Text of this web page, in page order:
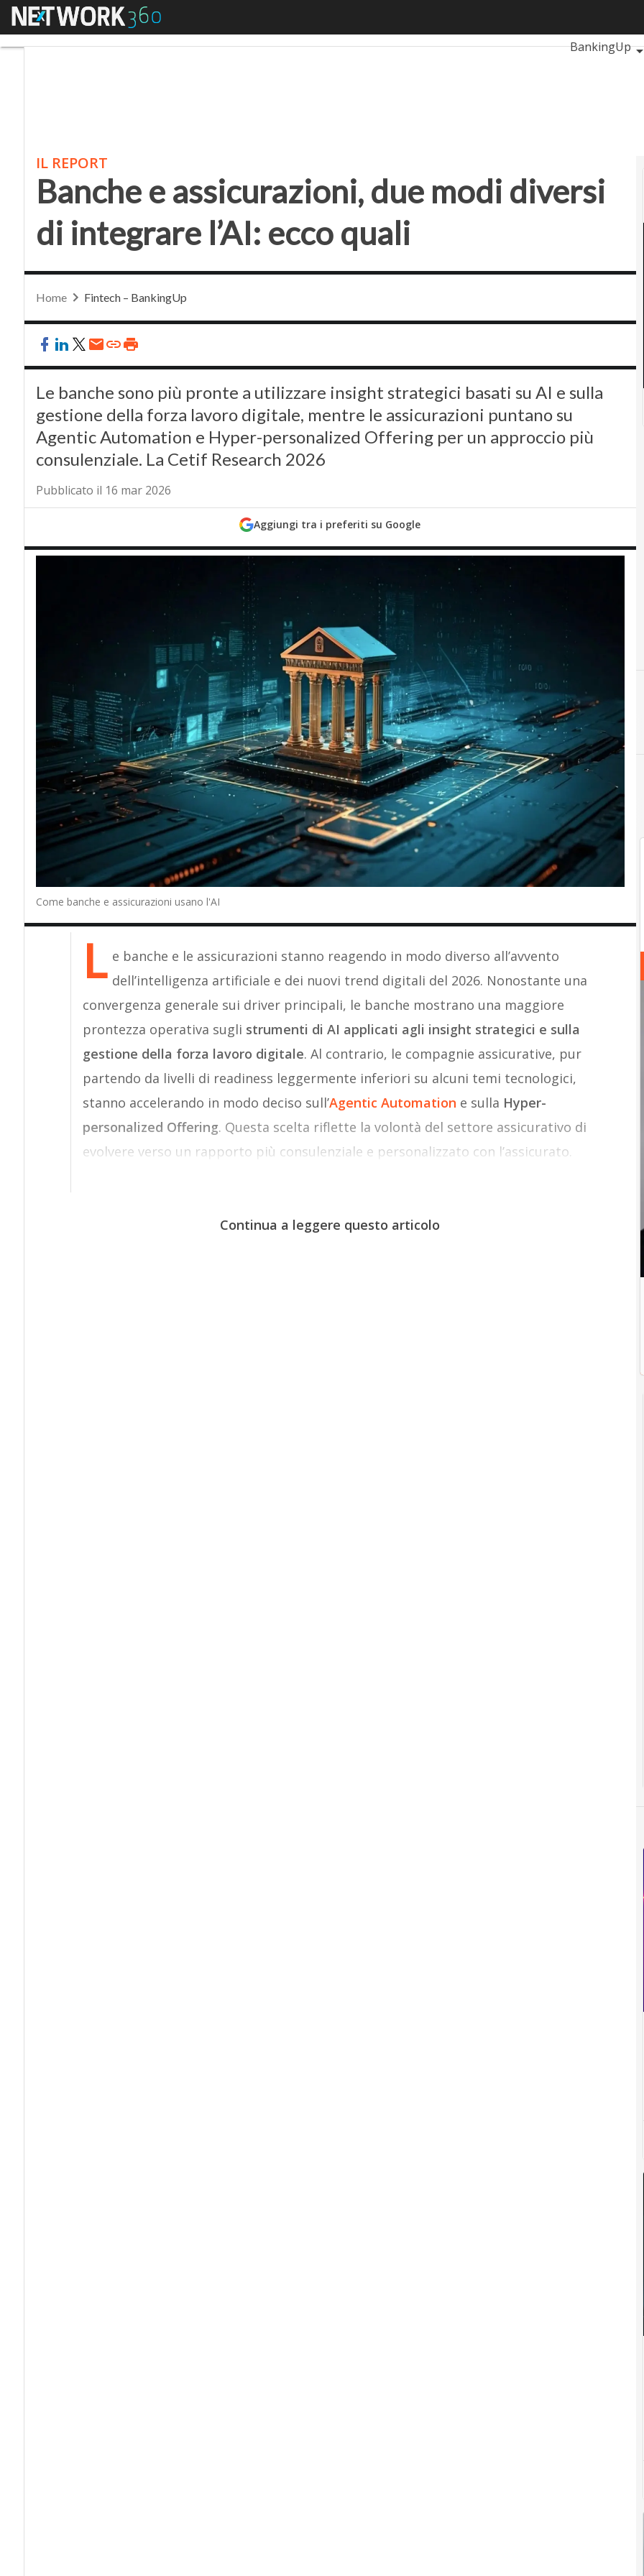
Menu
BankingUp
IL REPORT
Banche e assicurazioni, due modi diversi
di integrare l’AI: ecco quali
Home Fintech – BankingUp
Le banche sono più pronte a utilizzare insight strategici basati su AI e sulla
gestione della forza lavoro digitale, mentre le assicurazioni puntano su
Agentic Automation e Hyper-personalized Offering per un approccio più
consulenziale. La Cetif Research 2026
Pubblicato il 16 mar 2026
Aggiungi tra i preferiti su Google
Come banche e assicurazioni usano l'AI
L e banche e le assicurazioni stanno reagendo in modo diverso all’avvento
dell’intelligenza artificiale e dei nuovi trend digitali del 2026. Nonostante una
convergenza generale sui driver principali, le banche mostrano una maggiore
prontezza operativa sugli strumenti di AI applicati agli insight strategici e sulla
gestione della forza lavoro digitale. Al contrario, le compagnie assicurative, pur
partendo da livelli di readiness leggermente inferiori su alcuni temi tecnologici,
stanno accelerando in modo deciso sull’Agentic Automation e sulla Hyper-
personalized Offering. Questa scelta riflette la volontà del settore assicurativo di
evolvere verso un rapporto più consulenziale e personalizzato con l’assicurato.
Continua a leggere questo articolo
Agentic AI